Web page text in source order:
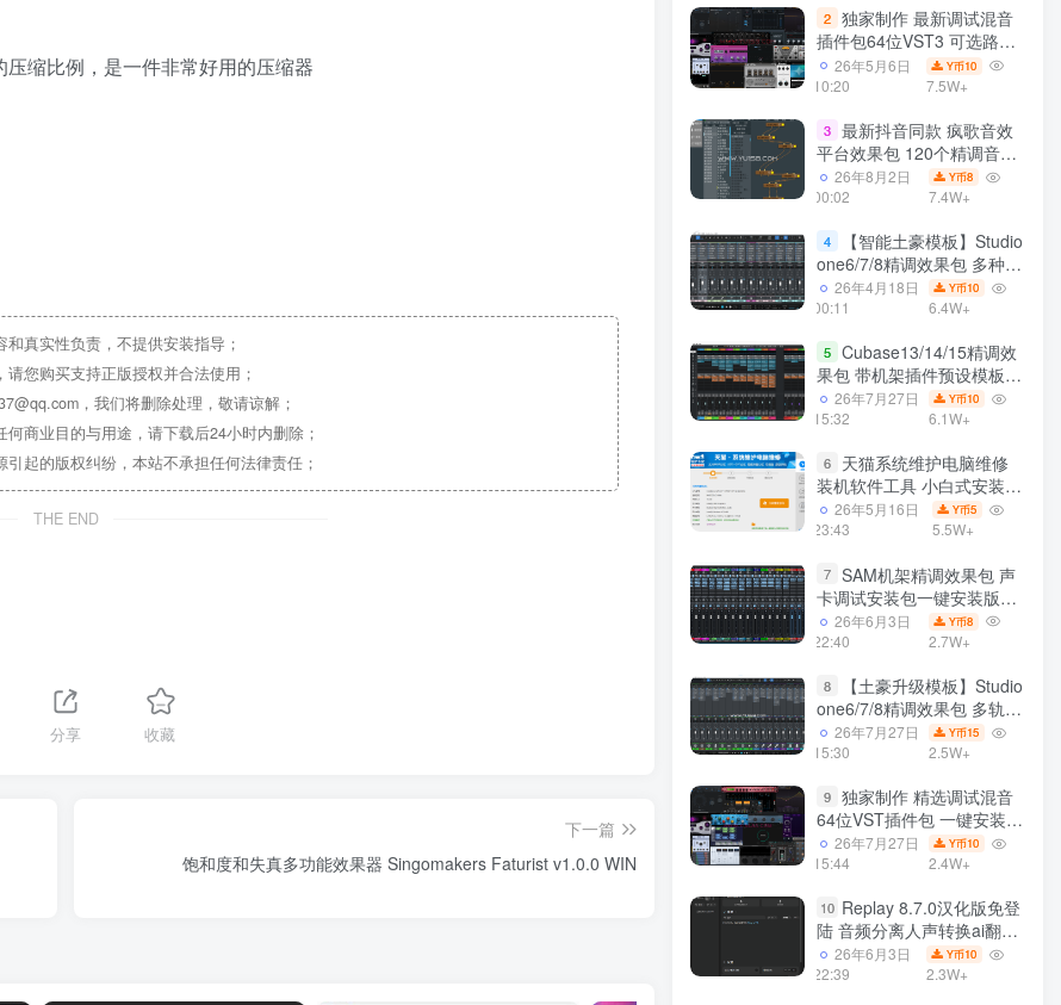
缩比例，是一件非常好用的压缩器
真实性负责，不提供安装指导；
您购买支持正版授权并合法使用；
，我们将删除处理，敬请谅解；
商业目的与用途，请下载后24小时内删除；
起的版权纠纷，本站不承担任何法律责任；
THE END
分享 收藏
下一篇
饱和度和失真多功能效果器 Singomakers Faturist v1.0.0 WIN
2 独家制作 最新调试混音
插件包64位VST3 可选路径
一键安装550个效果器合集
v3.0 WiN 支持定制
26年5月6日
10:20
Y币10
7.5W+
3 最新抖音同款 疯歌音效
平台效果包 120个精调音效
包+软件自带170个音效
+600个插件 带安装教程全
26年8月2日
00:02
Y币8
7.4W+
4
【智能土豪模板】Studio
one6/7/8精调效果包 多种效
果模式可选 声卡调试好预设
带插件全套文件
26年4月18日
00:11
Y币10
6.4W+
5 Cubase13/14/15精调效
果包 带机架插件预设模板
声卡调试好效果工程文件
26年7月27日
15:32
Y币10
6.1W+
6
天猫系统维护电脑维修
装机软件工具 小白式安装
完全一键安装系统 电脑系统
装机软件 一键重装系统
26年5月16日
23:43
Y币5
5.5W+
7 SAM机架精调效果包 声
卡调试安装包一键安装版模
板 带插件预设效果文件
26年6月3日
22:40
Y币8
2.7W+
8
【土豪升级模板】Studio
one6/7/8精调效果包 多轨道
效果模式可选 声卡调试好预
设模板 带插件全套文件
26年7月27日
15:30
Y币15
2.5W+
9 独家制作 精选调试混音
64位VST插件包 一键安装
600个效果器合集v2.0 WiN
支持定制
26年7月27日
15:44
Y币10
2.4W+
10 Replay 8.7.0汉化版免登
陆 音频分离人声转换ai翻唱
支持50系显卡 一键安装
WiN
26年6月3日
22:39
Y币10
2.3W+